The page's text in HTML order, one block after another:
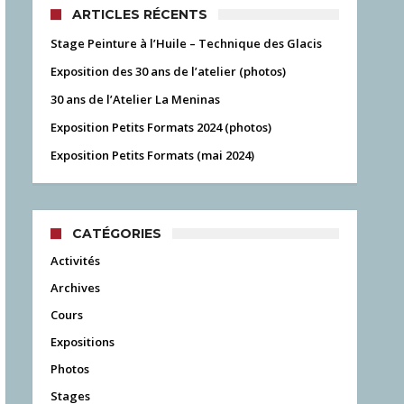
ARTICLES RÉCENTS
Stage Peinture à l’Huile – Technique des Glacis
Exposition des 30 ans de l’atelier (photos)
30 ans de l’Atelier La Meninas
Exposition Petits Formats 2024 (photos)
Exposition Petits Formats (mai 2024)
CATÉGORIES
Activités
Archives
Cours
Expositions
Photos
Stages